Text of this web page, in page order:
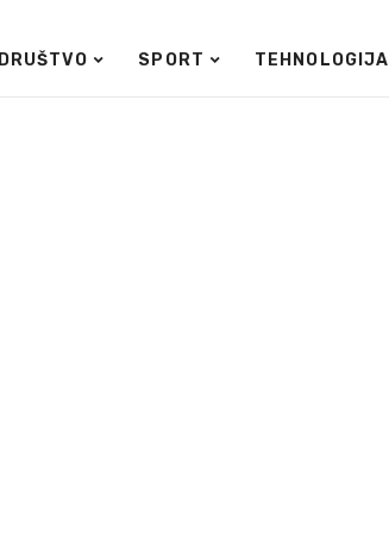
DRUŠTVO SPORT TEHNOLOGIJA